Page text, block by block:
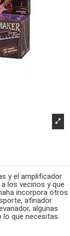
y el amplificador
los vecinos y que
incorpora otros
afinador
algunas
lo que necesitas.